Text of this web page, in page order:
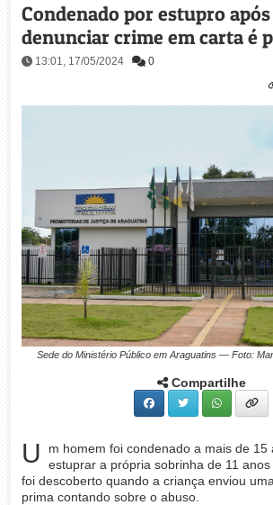
Condenado por estupro
denunciar crime em carta é
13:01, 17/05/2024 0
Sede do Ministério Público em Araguatins — Foto:
Compartilhe
U
m homem foi condenado a mais de 15
estuprar a própria sobrinha de 11
foi descoberto quando a criança enviou
prima contando sobre o abuso.